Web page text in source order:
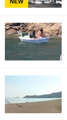
NEW